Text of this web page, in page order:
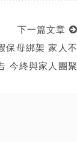
下一篇文章
保母綁架 家人不
今終與家人團聚